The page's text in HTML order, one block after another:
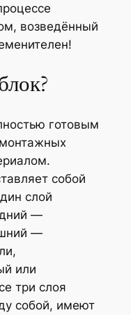
возведённый
готовым
собой
слой
—
—
или
три слоя
собой, имеют